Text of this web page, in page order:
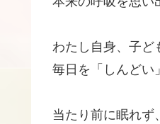
わたし自身、子ど
毎日を「しんどい
当たり前に眠れず、